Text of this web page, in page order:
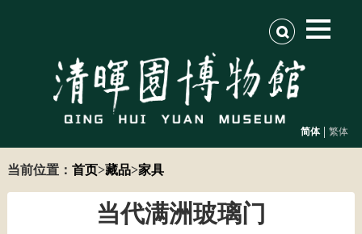
简体 | 繁体
当前位置： 首页>藏品>家具
当代满洲玻璃门